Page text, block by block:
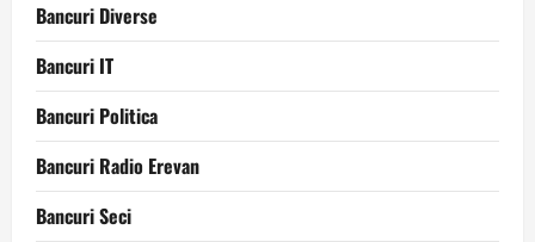
Bancuri Diverse
Bancuri IT
Bancuri Politica
Bancuri Radio Erevan
Bancuri Seci